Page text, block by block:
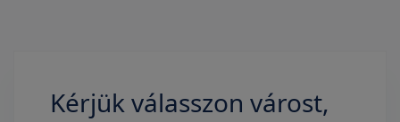
Kérjük válasszon várost,